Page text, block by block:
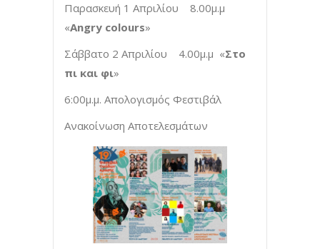
Παρασκευή 1 Απριλίου 8.00μ.μ
«Angry colours»
Σάββατο 2 Απριλίου 4.00μ.μ «Στο
πι και φι»
6:00μ.μ. Απολογισμός Φεστιβάλ
Ανακοίνωση Αποτελεσμάτων